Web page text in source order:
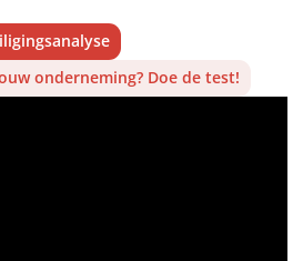
onderneming? Doe de test!